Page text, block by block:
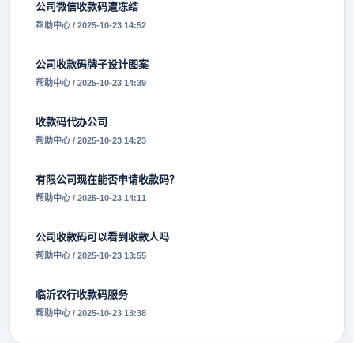
公司微信收款码遭冻结
帮助中心 / 2025-10-23 14:52
公司收款码牌子设计图案
帮助中心 / 2025-10-23 14:39
收款码代办公司
帮助中心 / 2025-10-23 14:23
有限公司现在能否申请收款码？
帮助中心 / 2025-10-23 14:11
公司收款码可以看到收款人吗
帮助中心 / 2025-10-23 13:55
临沂农行收款码服务
帮助中心 / 2025-10-23 13:38